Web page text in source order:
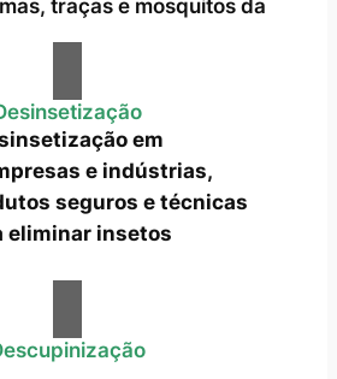
traças e mosquitos da
em
e indústrias,
seguros e técnicas
eliminar insetos